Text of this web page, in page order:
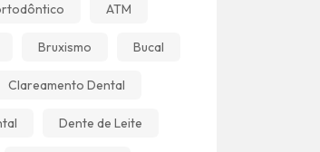
ATM
Bruxismo Bucal
Clareamento Dental
Dente de Leite